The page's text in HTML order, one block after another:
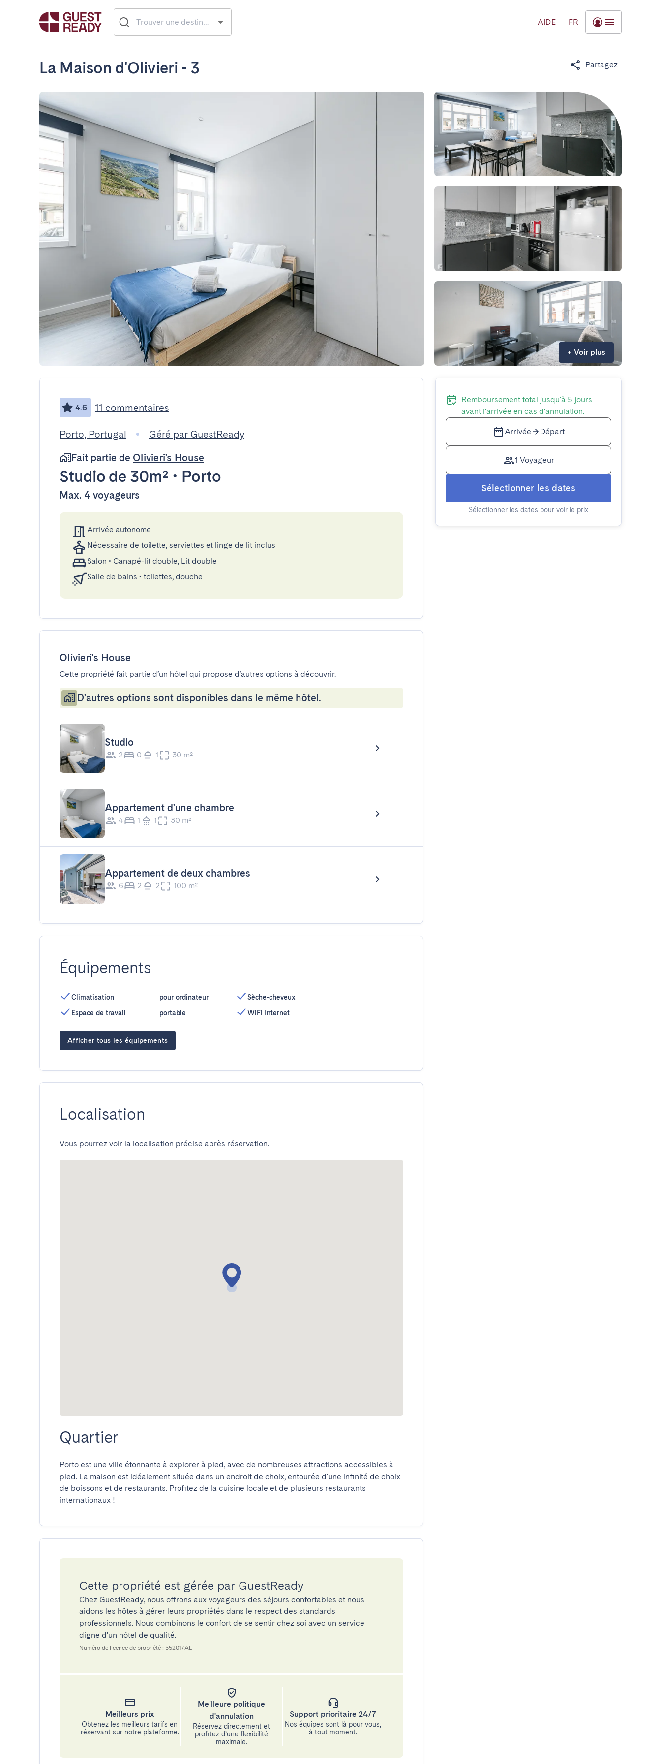
AIDE FR
La Maison d'Olivieri - 3 Partagez
+ Voir plus
4.6 11 commentaires
Porto, Portugal
Géré par GuestReady
Fait partie de Olivieri's House
Studio de 30m² • Porto
Max. 4 voyageurs
Arrivée autonome
Nécessaire de toilette, serviettes et linge de lit inclus
Salon • Canapé-lit double, Lit double
Salle de bains • toilettes, douche
Olivieri's House
Cette propriété fait partie d’un hôtel qui propose d’autres options à découvrir.
D'autres options sont disponibles dans le même hôtel.
Studio
2 0 1 30 m²
Appartement d'une chambre
4 1 1 30 m²
Appartement de deux chambres
6 2 2 100 m²
Équipements
Climatisation
Espace de travail
pour ordinateur
portable
Sèche-cheveux
WiFi Internet
Afficher tous les équipements
Localisation
Vous pourrez voir la localisation précise après réservation.
Quartier
Porto est une ville étonnante à explorer à pied, avec de nombreuses attractions accessibles à
pied. La maison est idéalement située dans un endroit de choix, entourée d'une infinité de choix
de boissons et de restaurants. Profitez de la cuisine locale et de plusieurs restaurants
internationaux !
Cette propriété est gérée par GuestReady
Chez GuestReady, nous offrons aux voyageurs des séjours confortables et nous
aidons les hôtes à gérer leurs propriétés dans le respect des standards
professionnels. Nous combinons le confort de se sentir chez soi avec un service
digne d'un hôtel de qualité.
Numéro de licence de propriété : 55201/AL
Meilleurs prix
Obtenez les meilleurs tarifs en
réservant sur notre plateforme.
Meilleure politique
d'annulation
Réservez directement et
profitez d’une flexibilité
maximale.
Support prioritaire 24/7
Nos équipes sont là pour vous,
à tout moment.
Remboursement total jusqu'à 5 jours
avant l'arrivée en cas d'annulation.
Arrivée Départ
1 Voyageur
Sélectionner les dates
Sélectionner les dates pour voir le prix